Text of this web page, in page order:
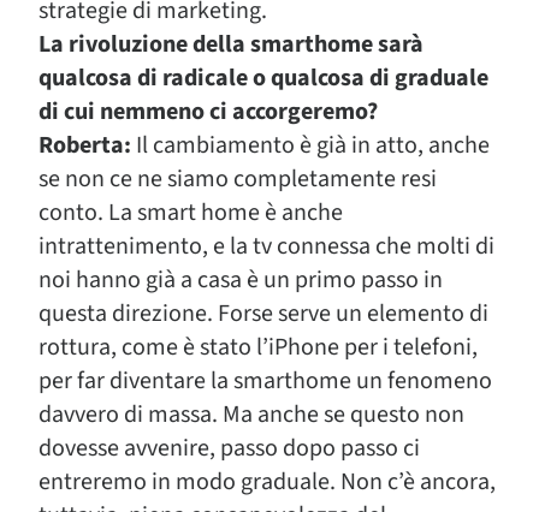
strategie di marketing.
La rivoluzione della smarthome sarà
qualcosa di radicale o qualcosa di graduale
di cui nemmeno ci accorgeremo?
Roberta: Il cambiamento è già in atto, anche
se non ce ne siamo completamente resi
conto. La smart home è anche
intrattenimento, e la tv connessa che molti di
noi hanno già a casa è un primo passo in
questa direzione. Forse serve un elemento di
rottura, come è stato l’iPhone per i telefoni,
per far diventare la smarthome un fenomeno
davvero di massa. Ma anche se questo non
dovesse avvenire, passo dopo passo ci
entreremo in modo graduale. Non c’è ancora,